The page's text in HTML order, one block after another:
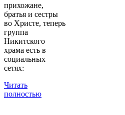
прихожане,
братья и сестры
во Христе, теперь
группа
Никитского
храма есть в
социальных
сетях:
Читать
полностью